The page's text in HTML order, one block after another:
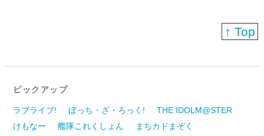
↑ Top
ピックアップ
ラブライブ! ぼっち・ざ・ろっく!
THE IDOLM@STER
けもなー
艦隊これくしょん
まちカドまぞく